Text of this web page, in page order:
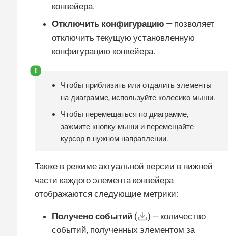
конвейера.
Отключить конфигурацию — позволяет
отключить текущую установленную
конфигурацию конвейера.
Чтобы приблизить или отдалить элементы
на диаграмме, используйте колесико мыши.
Чтобы перемещаться по диаграмме,
зажмите кнопку мыши и перемещайте
курсор в нужном направлении.
Также в режиме актуальной версии в нижней
части каждого элемента конвейера
отображаются следующие метрики:
Получено событий (
) — количество
событий, полученных элементом за